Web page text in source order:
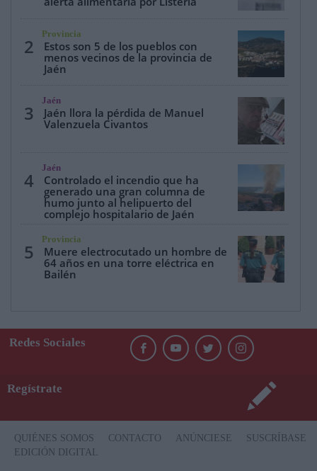
2
Provincia
Estos son 5 de los pueblos con
menos vecinos de la provincia de
Jaén
3
Jaén
Jaén llora la pérdida de Manuel
Valenzuela Civantos
4
Jaén
Controlado el incendio que ha
generado una gran columna de
humo junto al helipuerto del
complejo hospitalario de Jaén
5
Provincia
Muere electrocutado un hombre de
64 años en una torre eléctrica en
Bailén
Redes Sociales
Regístrate
QUIÉNES SOMOS CONTACTO ANÚNCIESE
SUSCRÍBASE
EDICIÓN DIGITAL